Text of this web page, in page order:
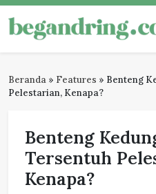
Skip
to
content
Begandring
Menjaga ingatan untuk
Beranda » Features » Benteng
Pelestarian, Kenapa?
Benteng
Tersentuh
Kenapa?